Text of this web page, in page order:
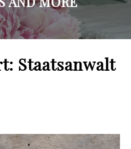
Staatsanwalt